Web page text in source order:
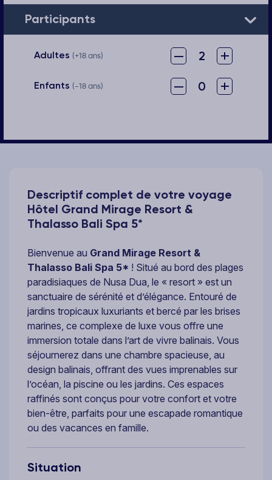
Participants
Adultes (+18 ans) – 2 +
Enfants (-18 ans) – 0 +
Descriptif complet de votre voyage
Hôtel Grand Mirage Resort &
Thalasso Bali Spa 5*
Bienvenue au Grand Mirage Resort &
Thalasso Bali Spa 5* ! Situé au bord des plages
paradisiaques de Nusa Dua, le « resort » est un
sanctuaire de sérénité et d’élégance. Entouré de
jardins tropicaux luxuriants et bercé par les brises
marines, ce complexe de luxe vous offre une
immersion totale dans l’art de vivre balinais. Vous
séjournerez dans une chambre spacieuse, au
design balinais, offrant des vues imprenables sur
l’océan, la piscine ou les jardins. Ces espaces
raffinés sont conçus pour votre confort et votre
bien-être, parfaits pour une escapade romantique
ou des vacances en famille.
Situation